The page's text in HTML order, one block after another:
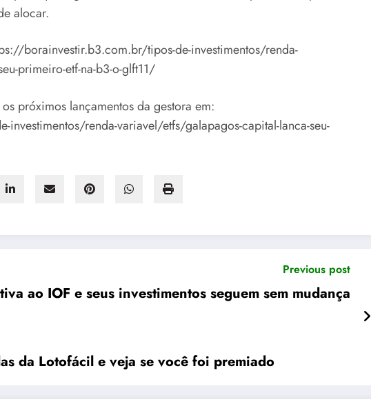
alocar.
borainvestir.b3.com.br/tipos-de-investimentos/renda-
primeiro-etf-na-b3-o-glft11/
próximos lançamentos da gestora em:
renda-variavel/etfs/galapagos-capital-lanca-seu-
Previous post
ao IOF e seus investimentos seguem sem mudança
da Lotofácil e veja se você foi premiado